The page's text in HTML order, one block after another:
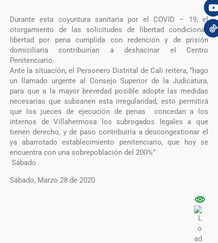
Durante esta coyuntura sanitaria por el COVID – 19, el
otorgamiento de las solicitudes de libertad condicional,
libertad por pena cumplida con redención y de prisión
domiciliaria contribuirían a deshacinar el Centro
Penitenciario.
Ante la situación, el Personero Distrital de Cali reitera, “hago
un llamado urgente al Consejo Superior de la Judicatura,
para que a la mayor brevedad posible adopte las medidas
necesarias que subsanen esta irregularidad, esto permitirá
que los jueces de ejecución de penas concedan a los
internos de Villahermosa los subrogados legales a que
tienen derecho, y de paso contribuiría a descongestionar el
ya abarrotado establecimiento penitenciario, que hoy se
encuentra con una sobrepoblación del 200%”
Sábado
Sábado, Marzo 28 de 2020